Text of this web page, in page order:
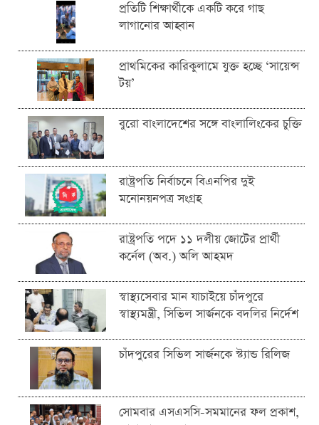
প্রতিটি শিক্ষার্থীকে একটি করে গাছ
লাগানোর আহ্বান
প্রাথমিকের কারিকুলামে যুক্ত হচ্ছে ‘সায়েন্স
টয়’
বুরো বাংলাদেশের সঙ্গে বাংলালিংকের চুক্তি
রাষ্ট্রপতি নির্বাচনে বিএনপির দুই
মনোনয়নপত্র সংগ্রহ
রাষ্ট্রপতি পদে ১১ দলীয় জোটের প্রার্থী
কর্নেল (অব.) অলি আহমদ
স্বাস্থ্যসেবার মান যাচাইয়ে চাঁদপুরে
স্বাস্থ্যমন্ত্রী, সিভিল সার্জনকে বদলির নির্দেশ
চাঁদপুরের সিভিল সার্জনকে স্ট্যান্ড রিলিজ
সোমবার এসএসসি-সমমানের ফল প্রকাশ,